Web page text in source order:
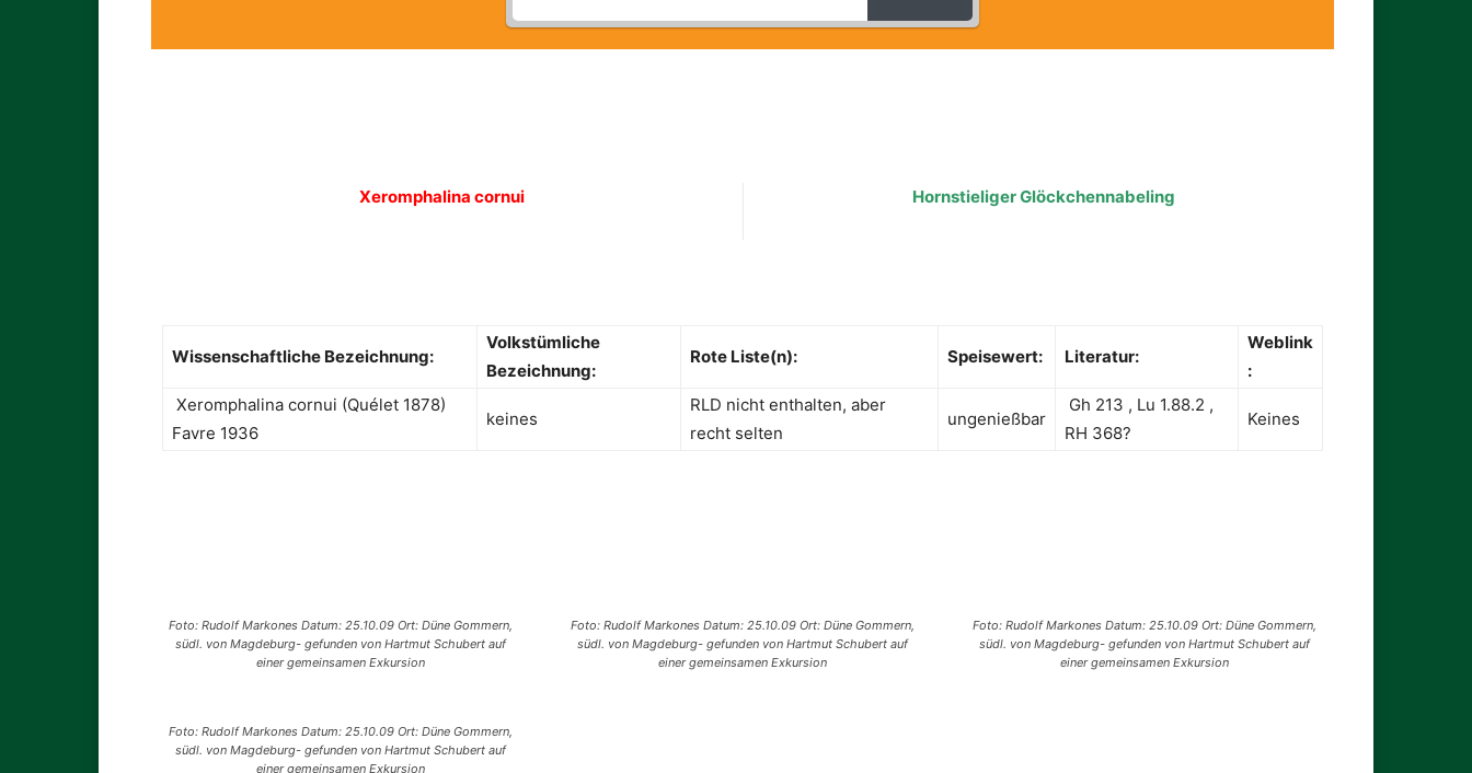
Xeromphalina cornui Hornstieliger Glöckchennabeling
Wissenschaftliche Bezeichnung:
Volkstümliche
Bezeichnung:
Rote Liste(n): Speisewert: Literatur:
Weblink
:
Xeromphalina cornui (Quélet 1878)
Favre 1936
keines
RLD nicht enthalten, aber
recht selten
ungenießbar
Gh 213 , Lu 1.88.2 ,
RH 368?
Keines
Foto: Rudolf Markones Datum: 25.10.09 Ort: Düne Gommern,
südl. von Magdeburg- gefunden von Hartmut Schubert auf
einer gemeinsamen Exkursion
Foto: Rudolf Markones Datum: 25.10.09 Ort: Düne Gommern,
südl. von Magdeburg- gefunden von Hartmut Schubert auf
einer gemeinsamen Exkursion
Foto: Rudolf Markones Datum: 25.10.09 Ort: Düne Gommern,
südl. von Magdeburg- gefunden von Hartmut Schubert auf
einer gemeinsamen Exkursion
Foto: Rudolf Markones Datum: 25.10.09 Ort: Düne Gommern,
südl. von Magdeburg- gefunden von Hartmut Schubert auf
einer gemeinsamen Exkursion